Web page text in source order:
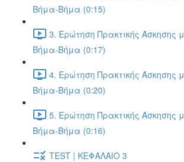
Βήμα-Βήμα (0:15)
3. Ερώτηση Πρακτικής Άσκησης
Βήμα-Βήμα (0:17)
4. Ερώτηση Πρακτικής Άσκησης
Βήμα-Βήμα (0:20)
5. Ερώτηση Πρακτικής Άσκησης
Βήμα-Βήμα (0:16)
TEST | ΚΕΦΑΛΑΙΟ 3